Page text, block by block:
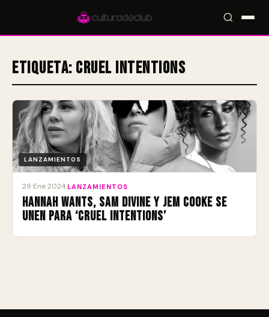
Accesos rápidos:🎪 Eventos🎤 Artistas📍 Locales📰 Magazine
Etiqueta: Cruel Intentions
LANZAMIENTOS
29 Ene 2024 LANZAMIENTOS
Hannah Wants, Sam Divine y Jem Cooke se
unen para ‘Cruel Intentions’